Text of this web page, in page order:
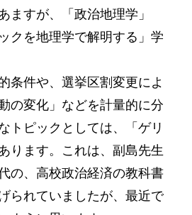
ますが、「政治地理学」
クを地理学で解明する」学
条件や、選挙区割変更によ
の変化」などを計量的に分
トピックとしては、「ゲリ
ります。これは、副島先生
の、高校政治経済の教科書
られていましたが、最近で